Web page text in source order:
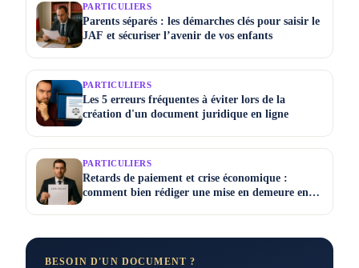
PARTICULIERS
Parents séparés : les démarches clés pour saisir le
JAF et sécuriser l’avenir de vos enfants
PARTICULIERS
Les 5 erreurs fréquentes à éviter lors de la
création d'un document juridique en ligne
PARTICULIERS
Retards de paiement et crise économique :
comment bien rédiger une mise en demeure en
BESOIN D'UN DOCUMENT ?